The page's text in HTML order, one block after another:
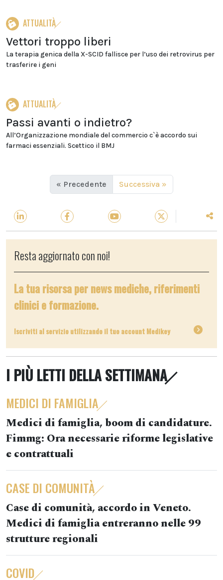
ATTUALITÀ
Vettori troppo liberi
La terapia genica della X-SCID fallisce per l’uso dei retrovirus per
trasferire i geni
ATTUALITÀ
Passi avanti o indietro?
All’Organizzazione mondiale del commercio c`è accordo sui
farmaci essenziali. Scettico il BMJ
« Precedente Successiva »
Resta aggiornato con noi!
La tua risorsa per news mediche, riferimenti
clinici e formazione.
Iscriviti al servizio utilizzando il tuo account Medikey
I PIÙ LETTI DELLA SETTIMANA
MEDICI DI FAMIGLIA
Medici di famiglia, boom di candidature.
Fimmg: Ora necessarie riforme legislative
e contrattuali
CASE DI COMUNITÀ
Case di comunità, accordo in Veneto.
Medici di famiglia entreranno nelle 99
strutture regionali
COVID